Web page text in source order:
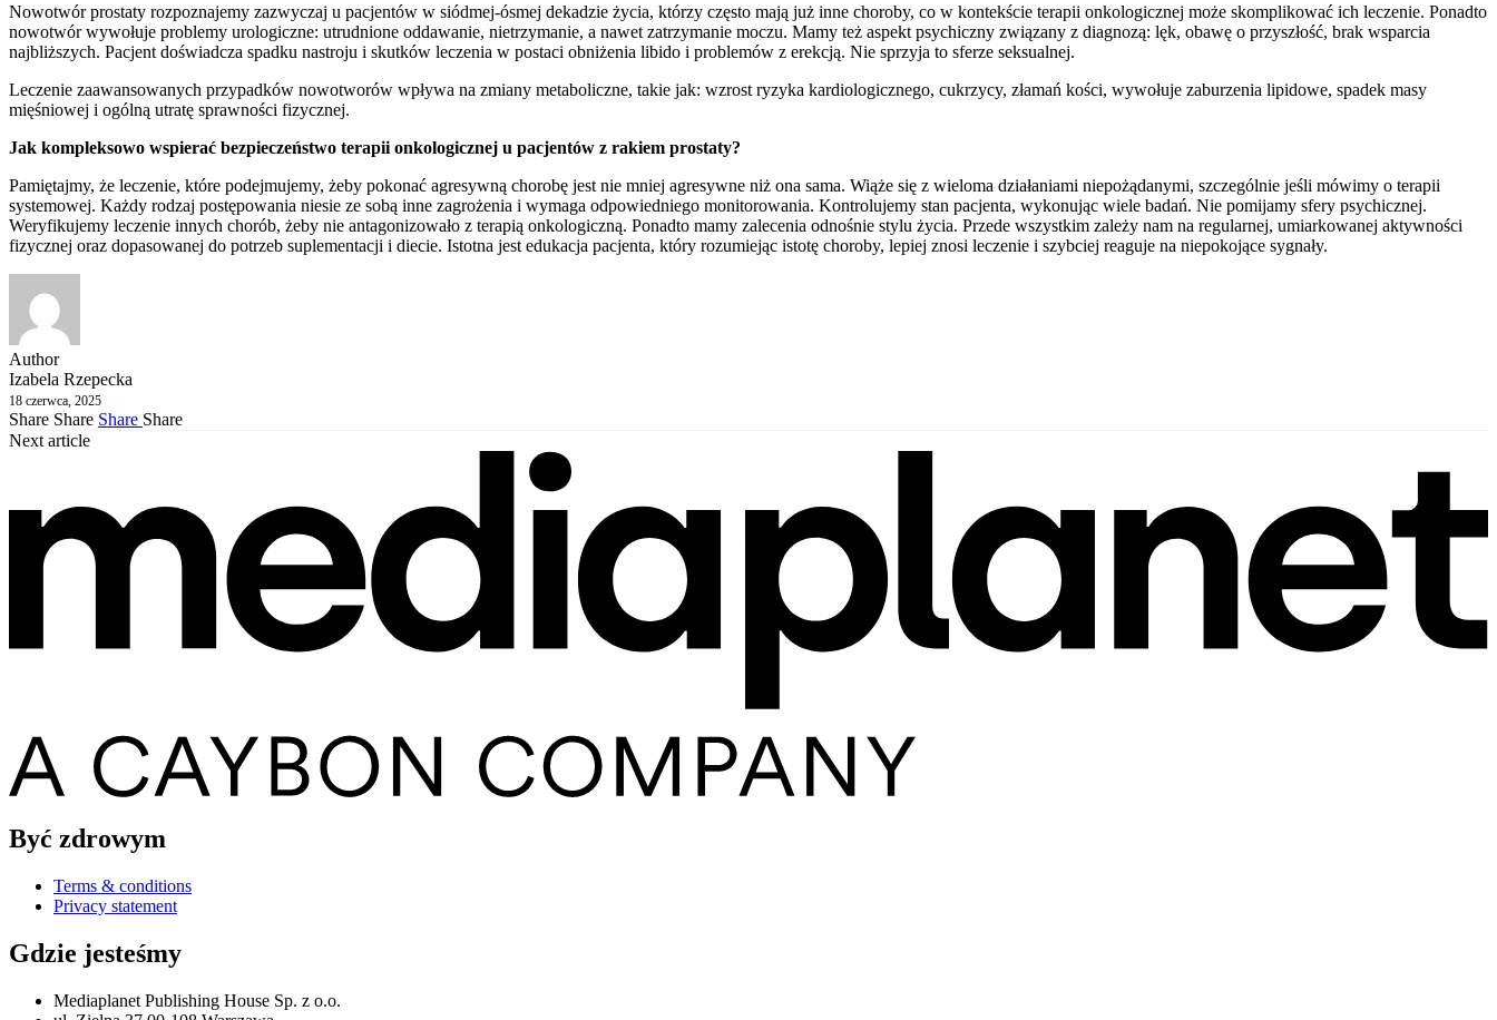
Nowotwór prostaty rozpoznajemy zazwyczaj u pacjentów w siódmej-ósmej dekadzie życia, którzy często mają już inne choroby, co w kontekście terapii onkologicznej może skomplikować ich leczenie. Ponadto
nowotwór wywołuje problemy urologiczne: utrudnione oddawanie, nietrzymanie, a nawet zatrzymanie moczu. Mamy też aspekt psychiczny związany z diagnozą: lęk, obawę o przyszłość, brak wsparcia
najbliższych. Pacjent doświadcza spadku nastroju i skutków leczenia w postaci obniżenia libido i problemów z erekcją. Nie sprzyja to sferze seksualnej.
Leczenie zaawansowanych przypadków nowotworów wpływa na zmiany metaboliczne, takie jak: wzrost ryzyka kardiologicznego, cukrzycy, złamań kości, wywołuje zaburzenia lipidowe, spadek masy
mięśniowej i ogólną utratę sprawności fizycznej.
Jak kompleksowo wspierać bezpieczeństwo terapii onkologicznej u pacjentów z rakiem prostaty?
Pamiętajmy, że leczenie, które podejmujemy, żeby pokonać agresywną chorobę jest nie mniej agresywne niż ona sama. Wiąże się z wieloma działaniami niepożądanymi, szczególnie jeśli mówimy o terapii
systemowej. Każdy rodzaj postępowania niesie ze sobą inne zagrożenia i wymaga odpowiedniego monitorowania. Kontrolujemy stan pacjenta, wykonując wiele badań. Nie pomijamy sfery psychicznej.
Weryfikujemy leczenie innych chorób, żeby nie antagonizowało z terapią onkologiczną. Ponadto mamy zalecenia odnośnie stylu życia. Przede wszystkim zależy nam na regularnej, umiarkowanej aktywności
fizycznej oraz dopasowanej do potrzeb suplementacji i diecie. Istotna jest edukacja pacjenta, który rozumiejąc istotę choroby, lepiej znosi leczenie i szybciej reaguje na niepokojące sygnały.
Author
Izabela Rzepecka
18 czerwca, 2025
Share Share Share Share
Next article
Być zdrowym
Terms & conditions
Privacy statement
Gdzie jesteśmy
Mediaplanet Publishing House Sp. z o.o.